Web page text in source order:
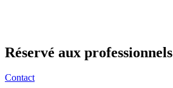
Réservé aux professionnels
Contact